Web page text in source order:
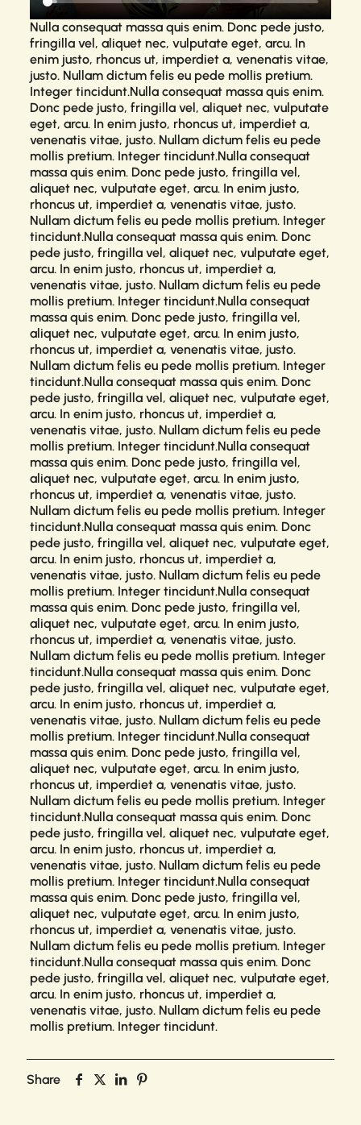
Nulla consequat massa quis enim. Donc pede justo,
fringilla vel, aliquet nec, vulputate eget, arcu. In
enim justo, rhoncus ut, imperdiet a, venenatis vitae,
justo. Nullam dictum felis eu pede mollis pretium.
Integer tincidunt.Nulla consequat massa quis enim.
Donc pede justo, fringilla vel, aliquet nec, vulputate
eget, arcu. In enim justo, rhoncus ut, imperdiet a,
venenatis vitae, justo. Nullam dictum felis eu pede
mollis pretium. Integer tincidunt.Nulla consequat
massa quis enim. Donc pede justo, fringilla vel,
aliquet nec, vulputate eget, arcu. In enim justo,
rhoncus ut, imperdiet a, venenatis vitae, justo.
Nullam dictum felis eu pede mollis pretium. Integer
tincidunt.Nulla consequat massa quis enim. Donc
pede justo, fringilla vel, aliquet nec, vulputate eget,
arcu. In enim justo, rhoncus ut, imperdiet a,
venenatis vitae, justo. Nullam dictum felis eu pede
mollis pretium. Integer tincidunt.Nulla consequat
massa quis enim. Donc pede justo, fringilla vel,
aliquet nec, vulputate eget, arcu. In enim justo,
rhoncus ut, imperdiet a, venenatis vitae, justo.
Nullam dictum felis eu pede mollis pretium. Integer
tincidunt.Nulla consequat massa quis enim. Donc
pede justo, fringilla vel, aliquet nec, vulputate eget,
arcu. In enim justo, rhoncus ut, imperdiet a,
venenatis vitae, justo. Nullam dictum felis eu pede
mollis pretium. Integer tincidunt.Nulla consequat
massa quis enim. Donc pede justo, fringilla vel,
aliquet nec, vulputate eget, arcu. In enim justo,
rhoncus ut, imperdiet a, venenatis vitae, justo.
Nullam dictum felis eu pede mollis pretium. Integer
tincidunt.Nulla consequat massa quis enim. Donc
pede justo, fringilla vel, aliquet nec, vulputate eget,
arcu. In enim justo, rhoncus ut, imperdiet a,
venenatis vitae, justo. Nullam dictum felis eu pede
mollis pretium. Integer tincidunt.Nulla consequat
massa quis enim. Donc pede justo, fringilla vel,
aliquet nec, vulputate eget, arcu. In enim justo,
rhoncus ut, imperdiet a, venenatis vitae, justo.
Nullam dictum felis eu pede mollis pretium. Integer
tincidunt.Nulla consequat massa quis enim. Donc
pede justo, fringilla vel, aliquet nec, vulputate eget,
arcu. In enim justo, rhoncus ut, imperdiet a,
venenatis vitae, justo. Nullam dictum felis eu pede
mollis pretium. Integer tincidunt.Nulla consequat
massa quis enim. Donc pede justo, fringilla vel,
aliquet nec, vulputate eget, arcu. In enim justo,
rhoncus ut, imperdiet a, venenatis vitae, justo.
Nullam dictum felis eu pede mollis pretium. Integer
tincidunt.Nulla consequat massa quis enim. Donc
pede justo, fringilla vel, aliquet nec, vulputate eget,
arcu. In enim justo, rhoncus ut, imperdiet a,
venenatis vitae, justo. Nullam dictum felis eu pede
mollis pretium. Integer tincidunt.Nulla consequat
massa quis enim. Donc pede justo, fringilla vel,
aliquet nec, vulputate eget, arcu. In enim justo,
rhoncus ut, imperdiet a, venenatis vitae, justo.
Nullam dictum felis eu pede mollis pretium. Integer
tincidunt.Nulla consequat massa quis enim. Donc
pede justo, fringilla vel, aliquet nec, vulputate eget,
arcu. In enim justo, rhoncus ut, imperdiet a,
venenatis vitae, justo. Nullam dictum felis eu pede
mollis pretium. Integer tincidunt.
Share